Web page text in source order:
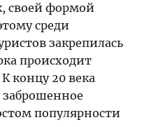
своей формой
среди
закрепилась
происходит
концу 20 века
популярности